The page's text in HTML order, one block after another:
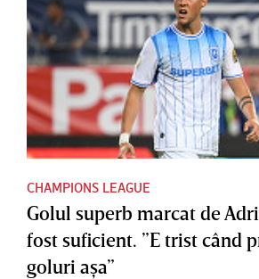
CHAMPIONS LEAGUE
Golul superb marcat de
fost suficient. ”E trist când
goluri aşa”